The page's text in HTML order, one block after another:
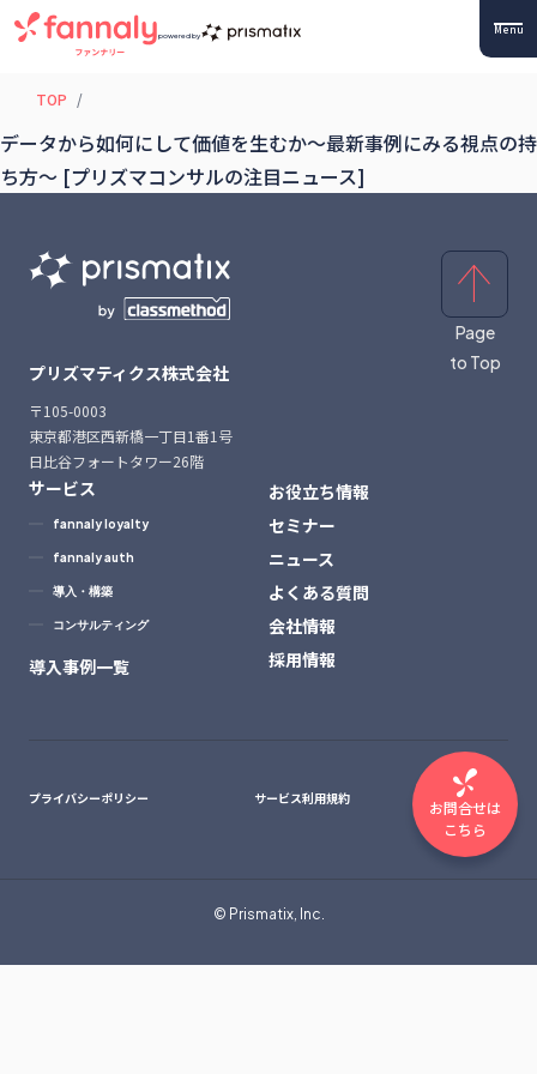
powered by Menu
TOP
データから如何にして価値を生むか〜最新事例にみる視点の持
ち方〜 [プリズマコンサルの注目ニュース]
プリズマティクス株式会社
〒105-0003
東京都港区西新橋一丁目1番1号
日比谷フォートタワー26階
サービス
fannaly loyalty
fannaly auth
導入・構築
コンサルティング
導入事例一覧
お役立ち情報
セミナー
ニュース
よくある質問
会社情報
採用情報
プライバシーポリシー サービス利用規約
© Prismatix, Inc.
Page
to Top
お問合せは
こちら